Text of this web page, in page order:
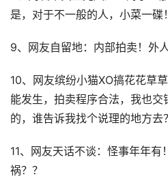
是，对于不一般的人，小菜一碟！
9、网友自留地：内部拍卖！外
10、网友缤纷小猫XO搞花花草
能发生，拍卖程序合法，我也
的，谁告诉我找个说理的地方去？
11、网友天话不谈：怪事年年
祸？？